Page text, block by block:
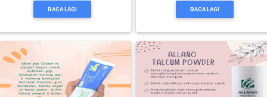
BACA LAGI BACA LAGI
MELAKA(53)
PENANG(2)